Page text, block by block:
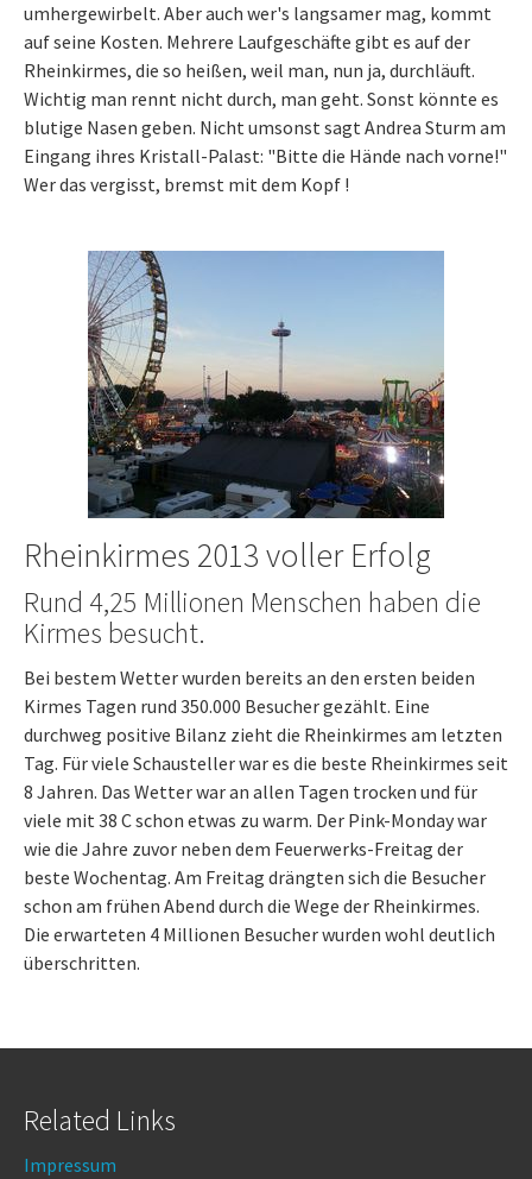
umhergewirbelt. Aber auch wer's langsamer mag, kommt
auf seine Kosten. Mehrere Laufgeschäfte gibt es auf der
Rheinkirmes, die so heißen, weil man, nun ja, durchläuft.
Wichtig man rennt nicht durch, man geht. Sonst könnte es
blutige Nasen geben. Nicht umsonst sagt Andrea Sturm am
Eingang ihres Kristall-Palast: "Bitte die Hände nach vorne!"
Wer das vergisst, bremst mit dem Kopf !
Rheinkirmes 2013 voller Erfolg
Rund 4,25 Millionen Menschen haben die
Kirmes besucht.
Bei bestem Wetter wurden bereits an den ersten beiden
Kirmes Tagen rund 350.000 Besucher gezählt. Eine
durchweg positive Bilanz zieht die Rheinkirmes am letzten
Tag. Für viele Schausteller war es die beste Rheinkirmes seit
8 Jahren. Das Wetter war an allen Tagen trocken und für
viele mit 38 C schon etwas zu warm. Der Pink-Monday war
wie die Jahre zuvor neben dem Feuerwerks-Freitag der
beste Wochentag. Am Freitag drängten sich die Besucher
schon am frühen Abend durch die Wege der Rheinkirmes.
Die erwarteten 4 Millionen Besucher wurden wohl deutlich
überschritten.
Related Links
Impressum